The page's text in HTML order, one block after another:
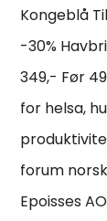
Kongeblå
-30%
349,- Før
for helsa,
forum
Epoisses